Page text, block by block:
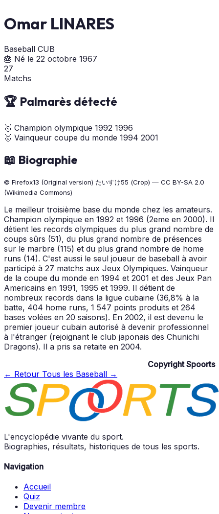
Omar LINARES
Baseball CUB
🎂 Né le 22 octobre 1967
27
Matchs
🏆 Palmarès détecté
🥇 Champion olympique 1992 1996
🥇 Vainqueur coupe du monde 1994 2001
📖 Biographie
© Firefox13 (Original version) たいすけ55 (Crop) — CC BY-SA 2.0
(Wikimedia Commons)
Le meilleur troisième base du monde chez les amateurs.
Champion olympique en 1992 et 1996 (2eme en 2000). Il
détient les records olympiques du plus grand nombre de
coups sûrs (51), du plus grand nombre de présences
sur le marbre (115) et du plus grand nombre de home
runs (14). C'est aussi le seul joueur de baseball à avoir
participé à 27 matchs aux Jeux Olympiques. Vainqueur
de la coupe du monde en 1994 et 2001 et des Jeux Pan
Americains en 1991, 1995 et 1999. Il détient de
nombreux records dans la ligue cubaine (36,8% à la
batte, 404 home runs, 1 547 points produits et 264
bases volées en 20 saisons). En 2002, il est devenu le
premier joueur cubain autorisé à devenir professionnel
à l'étranger (rejoignant le club japonais des Chunichi
Dragons). Il a pris sa retaite en 2004.
Copyright Spoorts
← Retour Tous les Baseball →
L'encyclopédie vivante du sport.
Biographies, résultats, historiques de tous les sports.
Navigation
Accueil
Quiz
Devenir membre